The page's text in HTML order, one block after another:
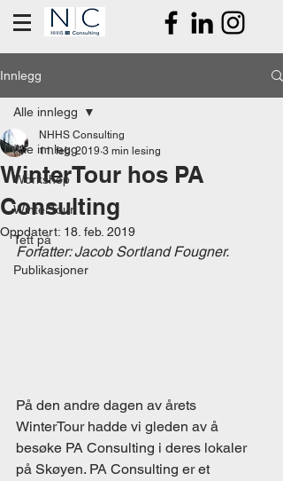
Innlegg
Alle innlegg
Workshop
WinterTour
Tett på
Publikasjoner
Alle innlegg
WinterTour hos PA
Consulting
NHHS Consulting
11. feb. 2019 3 min lesing
Oppdatert: 18. feb. 2019
Forfatter: Jacob Sortland Fougner.
På den andre dagen av årets
WinterTour hadde vi gleden av å
besøke PA Consulting i deres lokaler
på Skøyen. PA Consulting er et